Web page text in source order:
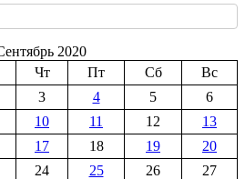
2020
Чт Пт Сб
Вс
3 4 5
6
10 11 12
13
17 18 19
20
24 25 26
27